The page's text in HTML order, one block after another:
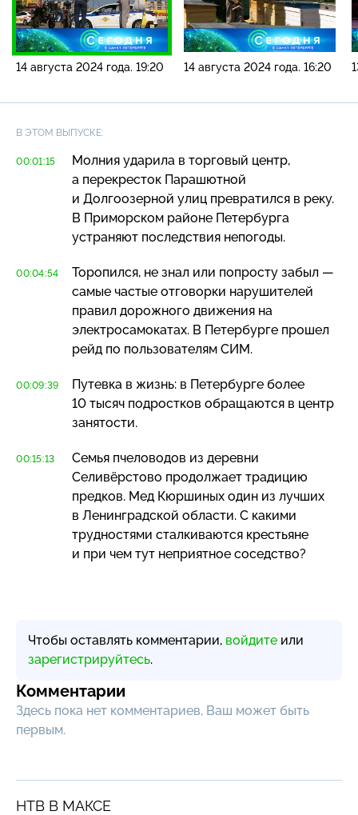
14 августа 2024 года. 19:20 14 августа 2024 года. 16:20
В ЭТОМ ВЫПУСКЕ:
00:01:15
Молния ударила в торговый центр,
а перекресток Парашютной
и Долгоозерной улиц превратился в реку.
В Приморском районе Петербурга
устраняют последствия непогоды.
00:04:54
Торопился, не знал или попросту забыл —
самые частые отговорки нарушителей
правил дорожного движения на
электросамокатах. В Петербурге прошел
рейд по пользователям СИМ.
00:09:39
Путевка в жизнь: в Петербурге более
10 тысяч подростков обращаются в центр
занятости.
00:15:13
Семья пчеловодов из деревни
Селивёрстово продолжает традицию
предков. Мед Кюршиных один из лучших
в Ленинградской области. С какими
трудностями сталкиваются крестьяне
и при чем тут неприятное соседство?
Чтобы оставлять комментарии, войдите или
зарегистрируйтесь.
Комментарии
Здесь пока нет комментариев, Ваш может быть
первым.
НТВ В МАКСЕ